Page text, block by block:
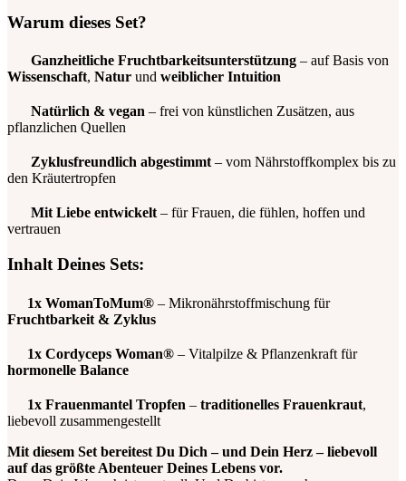
Warum dieses Set?
Ganzheitliche Fruchtbarkeitsunterstützung – auf Basis von
Wissenschaft, Natur und weiblicher Intuition
Natürlich & vegan – frei von künstlichen Zusätzen, aus
pflanzlichen Quellen
Zyklusfreundlich abgestimmt – vom Nährstoffkomplex bis zu
den Kräutertropfen
Mit Liebe entwickelt – für Frauen, die fühlen, hoffen und
vertrauen
Inhalt Deines Sets:
1x WomanToMum® – Mikronährstoffmischung für
Fruchtbarkeit & Zyklus
1x Cordyceps Woman® – Vitalpilze & Pflanzenkraft für
hormonelle Balance
1x Frauenmantel Tropfen – traditionelles Frauenkraut,
liebevoll zusammengestellt
Mit diesem Set bereitest Du Dich – und Dein Herz – liebevoll
auf das größte Abenteuer Deines Lebens vor.